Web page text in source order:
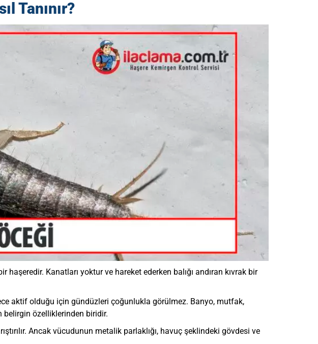
Tanınır?
Kanatları yoktur ve hareket ederken balığı andıran kıvrak bir
aktif olduğu için gündüzleri çoğunlukla görülmez. Banyo, mutfak,
belirgin özelliklerinden biridir.
Ancak vücudunun metalik parlaklığı, havuç şeklindeki gövdesi ve